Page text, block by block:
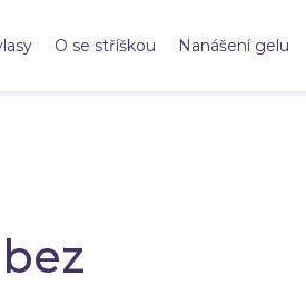
O se stříškou Nanášení gelu